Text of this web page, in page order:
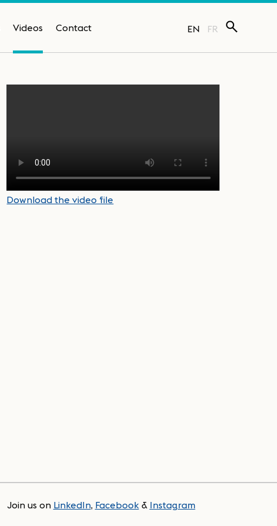
Videos Contact EN FR
Download the video file
Join us on LinkedIn, Facebook& Instagram